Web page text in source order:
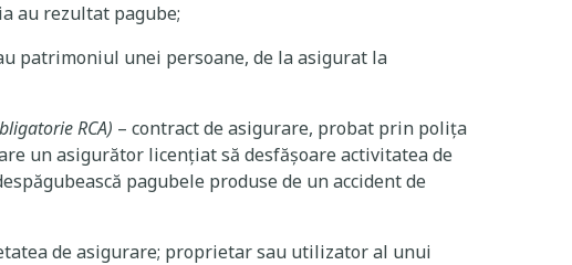
au rezultat pagube;
patrimoniul unei persoane, de la asigurat la
RCA) – contract de asigurare, probat prin polița
un asigurător licențiat să desfășoare activitatea de
pagubele produse de un accident de
de asigurare; proprietar sau utilizator al unui